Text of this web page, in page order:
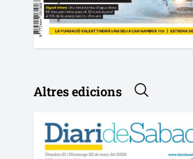
Altres edicions